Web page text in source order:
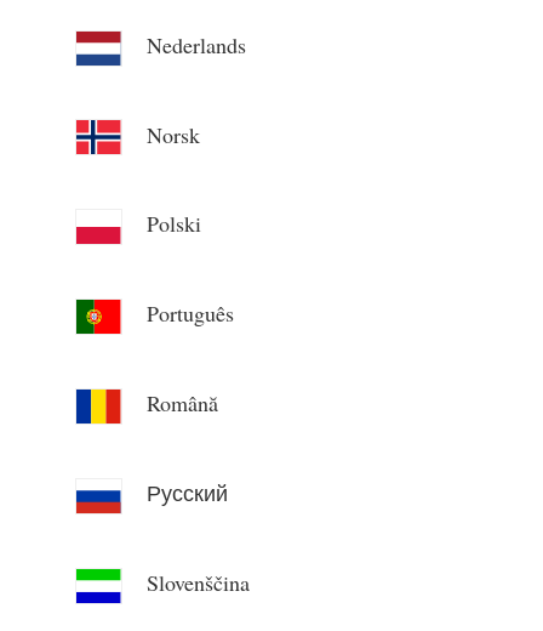
Nederlands
Norsk
Polski
Português
Română
Русский
Slovenščina